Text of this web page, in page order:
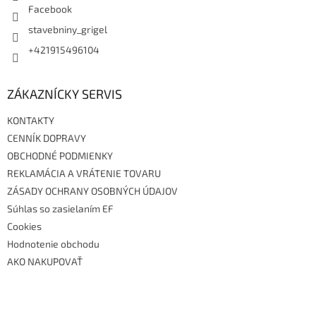
Facebook
stavebniny_grigel
+421915496104
ZÁKAZNÍCKY SERVIS
KONTAKTY
CENNÍK DOPRAVY
OBCHODNÉ PODMIENKY
REKLAMÁCIA A VRÁTENIE TOVARU
ZÁSADY OCHRANY OSOBNÝCH ÚDAJOV
Súhlas so zasielaním EF
Cookies
Hodnotenie obchodu
AKO NAKUPOVAŤ